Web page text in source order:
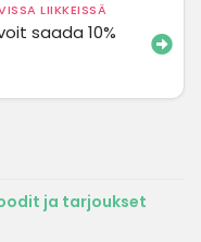
LIIKKEISSÄ
saada 10%
ja tarjoukset